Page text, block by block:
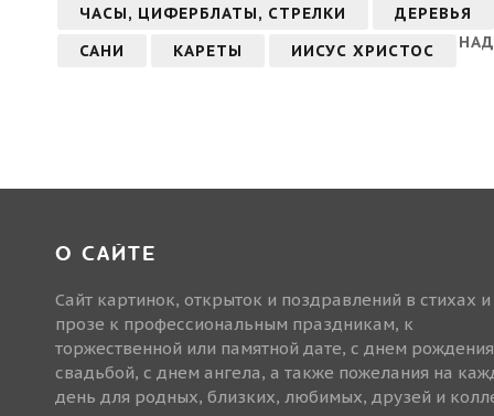
ЧАСЫ, ЦИФЕРБЛАТЫ, СТРЕЛКИ
ДЕРЕВЬЯ
САНИ
КАРЕТЫ ИИСУС ХРИСТОС
О САЙТЕ
Сайт картинок, открыток и поздравлений в стихах и
прозе к профессиональным праздникам, к
торжественной или памятной дате, с днем
свадьбой, с днем ангела, а также пожелания на
день для родных, близких, любимых, друзей и